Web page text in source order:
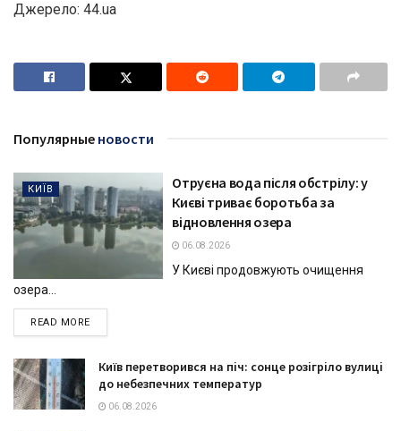
Джерело: 44.ua
Популярные новости
КИЇВ
Отруєна вода після обстрілу: у
Києві триває боротьба за
відновлення озера
06.08.2026
У Києві продовжують очищення
озера...
READ MOREDETAILS
Київ перетворився на піч: сонце розігріло вулиці
до небезпечних температур
06.08.2026